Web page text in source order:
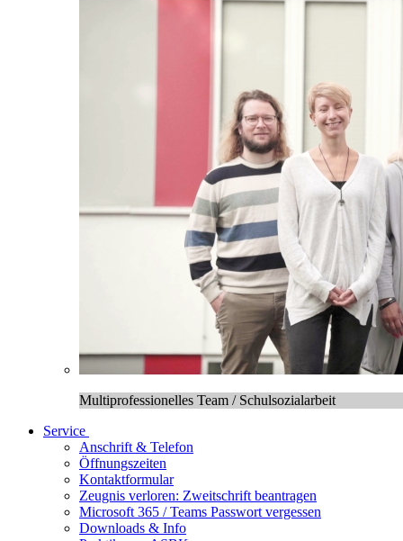
Multiprofessionelles Team / Schulsozialarbeit
Service
Anschrift & Telefon
Öffnungszeiten
Kontaktformular
Zeugnis verloren: Zweitschrift beantragen
Microsoft 365 / Teams Passwort vergessen
Downloads & Info